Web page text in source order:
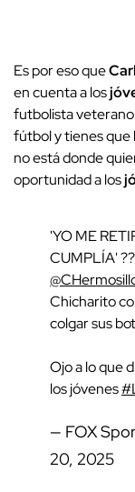
Es por eso que
en cuenta a los
futbolista
fútbol y tienes que
no está donde
oportunidad a los
'YO ME
CUMPLÍA' ??
Chicharito
colgar sus
Ojo a lo que
los jóvenes
— FOX
20, 2025